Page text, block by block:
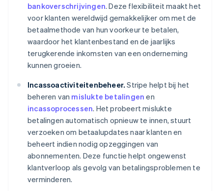
bankoverschrijvingen. Deze flexibiliteit maakt het
voor klanten wereldwijd gemakkelijker om met de
betaalmethode van hun voorkeur te betalen,
waardoor het klantenbestand en de jaarlijks
terugkerende inkomsten van een onderneming
kunnen groeien.
Incassoactiviteitenbeheer. Stripe helpt bij het
beheren van mislukte betalingen en
incassoprocessen. Het probeert mislukte
betalingen automatisch opnieuw te innen, stuurt
verzoeken om betaalupdates naar klanten en
beheert indien nodig opzeggingen van
abonnementen. Deze functie helpt ongewenst
klantverloop als gevolg van betalingsproblemen te
verminderen.